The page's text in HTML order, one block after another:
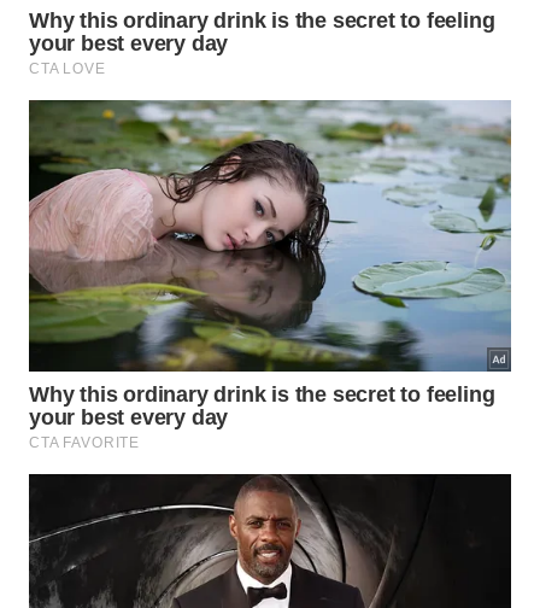
Atividades futuras demandam novos estudos
sísmicos e poços dedelimitação
reservas reais com total exatidão.
Redemoinhos marinhos invisíveis estão acelerando o
aquecimento das superfícies costeiras globais. -
A previsão para o início dos novos trabalhos de
sondagem
está agendada para o começo do ano
de dois mil e vinte e sete. Ocronograma
diretamente da aprovação das autoridades